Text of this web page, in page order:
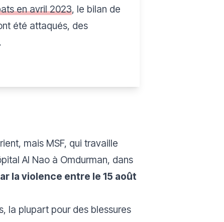
en avril 2023, le bilan de
été attaqués, des
mais MSF, qui travaille
Al Nao à Omdurman, dans
la violence entre le 15 août
la plupart pour des blessures